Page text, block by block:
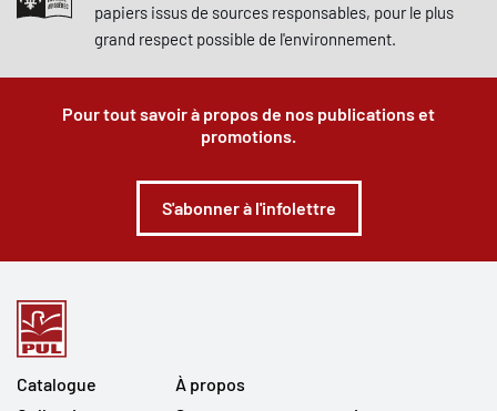
papiers issus de sources responsables, pour le plus
grand respect possible de l'environnement.
Pour tout savoir à propos de nos publications et
promotions.
S'abonner à l'infolettre
Catalogue
À propos